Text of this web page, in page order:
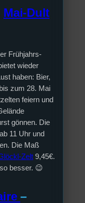
Mai-Dult
Frühjahrs-
wieder
haben: Bier,
zum 28. Mai
feiern und
gönnen. Die
11 Uhr und
Die Maß
Zelt 9,45€.
besser. 😉
–